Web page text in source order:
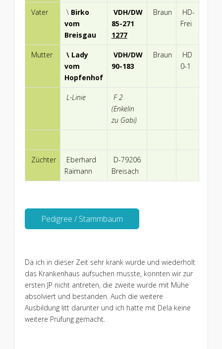
Vater \Birko
vom
Breisgau
VDH/DW
85-271
1277
Braun
HD-
Frei
Mutter
\ Lady
vom
Hopfenhof
VDH/DW
90-183
Braun
HD
0-1
L-Linie
F 2
(Enkelin
zu Gabi)
Züchter
Eberhard
Raimann
D-79206
Breisach
Pedigree / Stammbaum
Da ich in dieser Zeit sehr krank wurde und wiederholt
das Krankenhaus aufsuchen musste, konnten wir zur
ersten JP nicht antreten, die zweite wurde mit Mühe
absolviert und bestanden. Auch die weitere
Ausbildung litt darunter und ich hatte mit Dela keine
weitere Prüfung gemacht.